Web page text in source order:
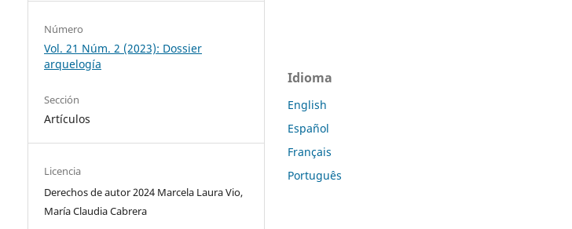
Número
Vol. 21 Núm. 2 (2023): Dossier
arquelogía
Sección
Artículos
Licencia
Derechos de autor 2024 Marcela Laura Vio,
María Claudia Cabrera
Idioma
English
Español
Français
Português